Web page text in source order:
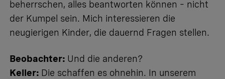
beherrschen, alles beantworten können – nicht
der Kumpel sein. Mich interessieren die
neugierigen Kinder, die dauernd Fragen stellen.
Beobachter: Und die anderen?
Keller: Die schaffen es ohnehin. In unserem